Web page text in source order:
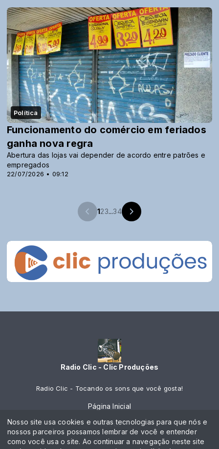
Política
22/07/2026 • 09:12
Funcionamento do comércio em feriados
ganha nova regra
Abertura das lojas vai depender de acordo entre patrões e
empregados
123...34
Radio Clic - Clic Produções
Radio Clic - Tocando os sons que você gosta!
Página Inicial
Vídeos
Notícias
Nosso site usa cookies e outras tecnologias para que nós e
nossos parceiros possamos lembrar de você e entender
como você usa o site. Ao continuar a navegação neste site